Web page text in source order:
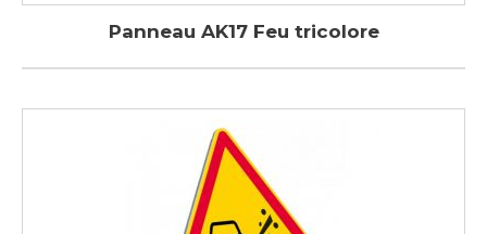
Panneau AK17 Feu tricolore